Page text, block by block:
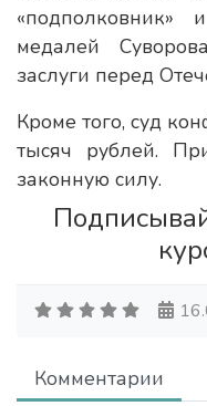
«подполковник»
медалей
заслуги перед
Кроме того, суд
тысяч рублей.
законную силу.
Комментарии